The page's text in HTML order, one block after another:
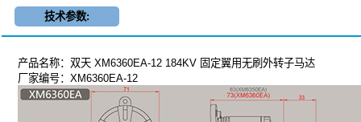
技术参数:
产品名称：双天 XM6360EA-12 184KV 固定翼用无刷外转子马达
厂家编号：XM6360EA-12